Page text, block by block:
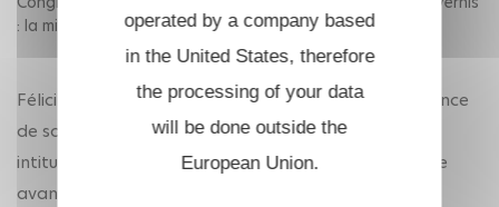
: la microscopie avancée comme outil d'investigation »
Félicitations à Gaël Latourpour la brillante soutenance
de son Habilitation à Diriger des Recherches (HDR)
intitulée : « Cornée, parchemin, vernis : la microscopie
avancée comme outil d'investigation » !
operated by a company based
in the United States, therefore
the processing of your data
will be done outside the
European Union.